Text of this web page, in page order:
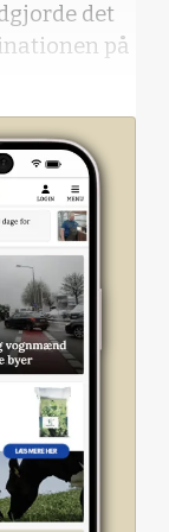
det
på